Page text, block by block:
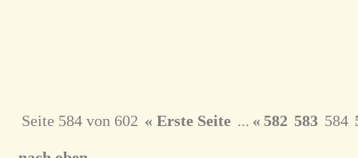
Seite 584 von 602 « Erste Seite ... « 582 583 584